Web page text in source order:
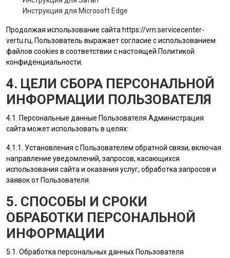
Инструкция для Microsoft Edge
Продолжая использование сайта https://vrn.servicecenter-
vertu.ru, Пользователь выражает согласие с использованием
файлов cookies в соответствии с настоящей Политикой
конфиденциальности.
4. ЦЕЛИ СБОРА ПЕРСОНАЛЬНОЙ
ИНФОРМАЦИИ ПОЛЬЗОВАТЕЛЯ
4.1. Персональные данные Пользователя Администрация
сайта может использовать в целях:
4.1.1. Установления с Пользователем обратной связи, включая
направление уведомлений, запросов, касающихся
использования сайта и оказания услуг, обработка запросов и
заявок от Пользователя
5. СПОСОБЫ И СРОКИ
ОБРАБОТКИ ПЕРСОНАЛЬНОЙ
ИНФОРМАЦИИ
5.1. Обработка персональных данных Пользователя